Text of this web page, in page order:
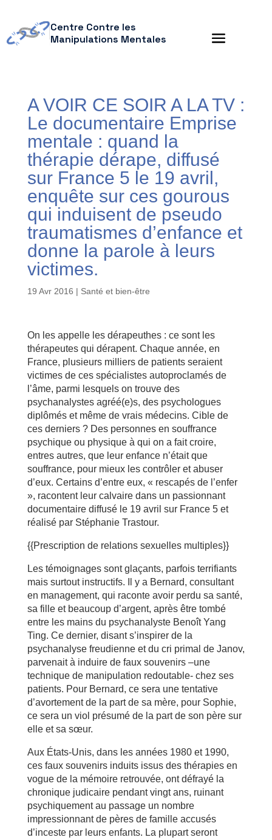
Centre Contre les
Manipulations Mentales
A VOIR CE SOIR A LA TV :
Le documentaire Emprise
mentale : quand la
thérapie dérape, diffusé
sur France 5 le 19 avril,
enquête sur ces gourous
qui induisent de pseudo
traumatismes d’enfance et
donne la parole à leurs
victimes.
19 Avr 2016 | Santé et bien-être
On les appelle les dérapeuthes : ce sont les
thérapeutes qui dérapent. Chaque année, en
France, plusieurs milliers de patients seraient
victimes de ces spécialistes autoproclamés de
l’âme, parmi lesquels on trouve des
psychanalystes agréé(e)s, des psychologues
diplômés et même de vrais médecins. Cible de
ces derniers ? Des personnes en souffrance
psychique ou physique à qui on a fait croire,
entres autres, que leur enfance n’était que
souffrance, pour mieux les contrôler et abuser
d’eux. Certains d’entre eux, « rescapés de l’enfer
», racontent leur calvaire dans un passionnant
documentaire diffusé le 19 avril sur France 5 et
réalisé par Stéphanie Trastour.
{{Prescription de relations sexuelles multiples}}
Les témoignages sont glaçants, parfois terrifiants
mais surtout instructifs. Il y a Bernard, consultant
en management, qui raconte avoir perdu sa santé,
sa fille et beaucoup d’argent, après être tombé
entre les mains du psychanalyste Benoît Yang
Ting. Ce dernier, disant s’inspirer de la
psychanalyse freudienne et du cri primal de Janov,
parvenait à induire de faux souvenirs –une
technique de manipulation redoutable- chez ses
patients. Pour Bernard, ce sera une tentative
d’avortement de la part de sa mère, pour Sophie,
ce sera un viol présumé de la part de son père sur
elle et sa sœur.
Aux États-Unis, dans les années 1980 et 1990,
ces faux souvenirs induits issus des thérapies en
vogue de la mémoire retrouvée, ont défrayé la
chronique judicaire pendant vingt ans, ruinant
psychiquement au passage un nombre
impressionnant de pères de famille accusés
d’inceste par leurs enfants. La plupart seront